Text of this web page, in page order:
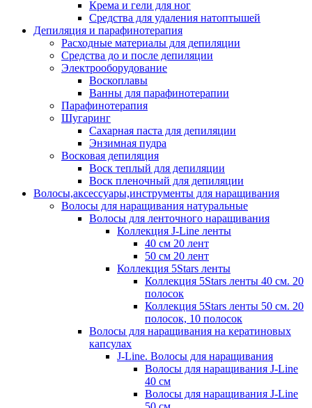
Крема и гели для ног
Средства для удаления натоптышей
Депиляция и парафинотерапия
Расходные материалы для депиляции
Средства до и после депиляции
Электрооборудование
Воскоплавы
Ванны для парафинотерапии
Парафинотерапия
Шугаринг
Сахарная паста для депиляции
Энзимная пудра
Восковая депиляция
Воск теплый для депиляции
Воск пленочный для депиляции
Волосы,аксессуары,инструменты для наращивания
Волосы для наращивания натуральные
Волосы для ленточного наращивания
Коллекция J-Line ленты
40 см 20 лент
50 см 20 лент
Коллекция 5Stars ленты
Коллекция 5Stars ленты 40 см. 20
полосок
Коллекция 5Stars ленты 50 см. 20
полосок, 10 полосок
Волосы для наращивания на кератиновых
капсулах
J-Line. Волосы для наращивания
Волосы для наращивания J-Line
40 см
Волосы для наращивания J-Line